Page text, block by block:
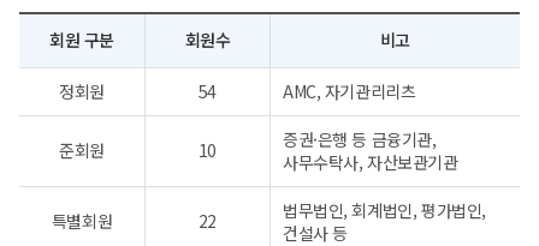
회원 구분 회원수 비고
정회원 54 AMC, 자기관리리츠
준회원 10
증권·은행 등 금융기관,
사무수탁사, 자산보관기관
특별회원 22
법무법인, 회계법인, 평가법인,
건설사 등